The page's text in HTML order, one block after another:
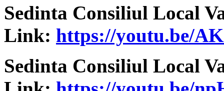
Sedinta Consiliul Local
Link: https://youtu.be/
Sedinta Consiliul Local